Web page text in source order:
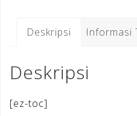
c
e
b
o
o
e
gr
a
m
te
r
Deskripsi Informasi
Deskripsi
[ez-toc]